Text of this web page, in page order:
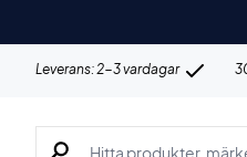
Leverans: 2-3 vardagar
Sök efter produkter,